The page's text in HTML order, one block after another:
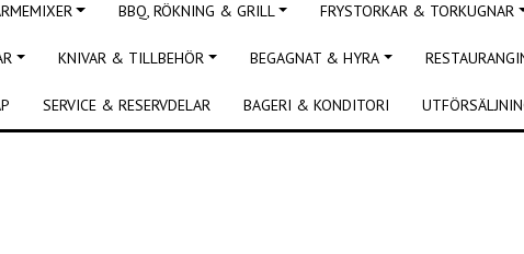
BBQ, RÖKNING & GRILL FRYSTORKAR & TORKUGNAR
KNIVAR & TILLBEHÖR BEGAGNAT & HYRA
SERVICE & RESERVDELAR BAGERI & KONDITORI